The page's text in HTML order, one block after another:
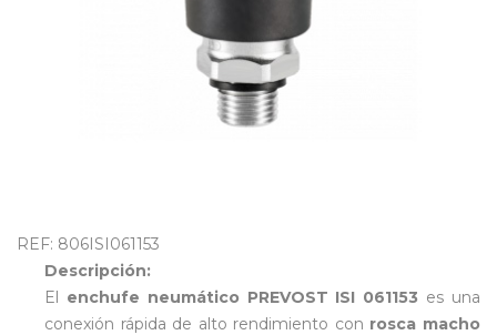
REF: 806ISI061153
Descripción:
El enchufe neumático PREVOST ISI 061153 es una
conexión rápida de alto rendimiento con rosca macho